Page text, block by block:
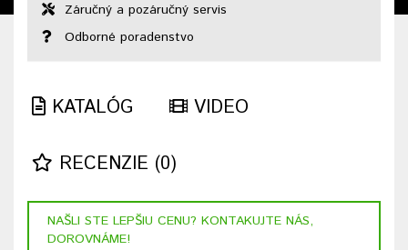
Záručný a pozáručný servis
Odborné poradenstvo
KATALÓG VIDEO
RECENZIE (0)
NAŠLI STE LEPŠIU CENU? KONTAKUJTE NÁS,
DOROVNÁME!